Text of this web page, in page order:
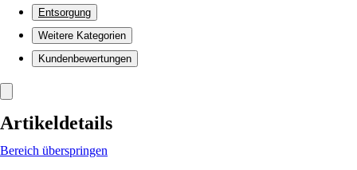
Entsorgung
Weitere Kategorien
Kundenbewertungen
Artikeldetails
Bereich überspringen